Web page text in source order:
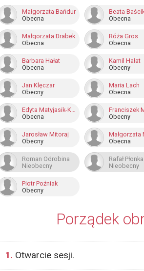
Małgorzata Bańdur
Obecna
Beata
Obecna
Małgorzata Drabek
Obecna
Róża Gros
Obecna
Barbara Hałat
Obecna
Kamil Hałat
Obecny
Jan Klęczar
Obecny
Maria Lach
Obecna
Edyta Matyjasik-Kulig
Obecna
Franciszek
Obecny
Jarosław Mitoraj
Obecny
Małgorzata
Obecna
Roman Odrobina
Nieobecny
Rafał Płonka
Nieobecny
Piotr Poźniak
Obecny
Porządek
1. Otwarcie sesji.